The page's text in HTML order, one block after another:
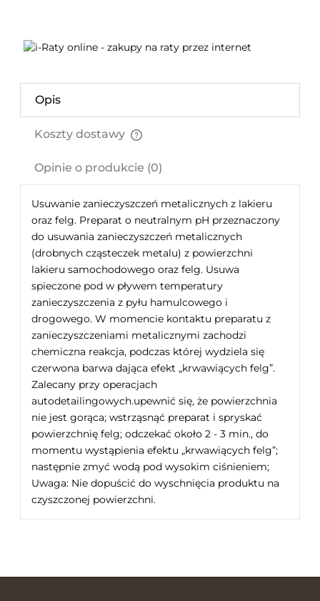
Opis
Koszty dostawy
Opinie o produkcie (0)
Usuwanie zanieczyszczeń metalicznych z lakieru
oraz felg. Preparat o neutralnym pH przeznaczony
do usuwania zanieczyszczeń metalicznych
(drobnych cząsteczek metalu) z powierzchni
lakieru samochodowego oraz felg. Usuwa
spieczone pod w pływem temperatury
zanieczyszczenia z pyłu hamulcowego i
drogowego. W momencie kontaktu preparatu z
zanieczyszczeniami metalicznymi zachodzi
chemiczna reakcja, podczas której wydziela się
czerwona barwa dająca efekt „krwawiących felg”.
Zalecany przy operacjach
autodetailingowych.upewnić się, że powierzchnia
nie jest gorąca; wstrząsnąć preparat i spryskać
powierzchnię felg; odczekać około 2 - 3 min., do
momentu wystąpienia efektu „krwawiących felg”;
następnie zmyć wodą pod wysokim ciśnieniem;
Uwaga: Nie dopuścić do wyschnięcia produktu na
czyszczonej powierzchni.